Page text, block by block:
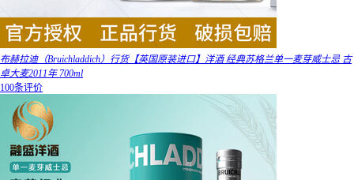
布赫拉迪（Bruichladdich）行货【英国原装进口】洋酒 经典苏格兰单一麦芽威士忌 古
卓大麦2011年 700ml
100条评价